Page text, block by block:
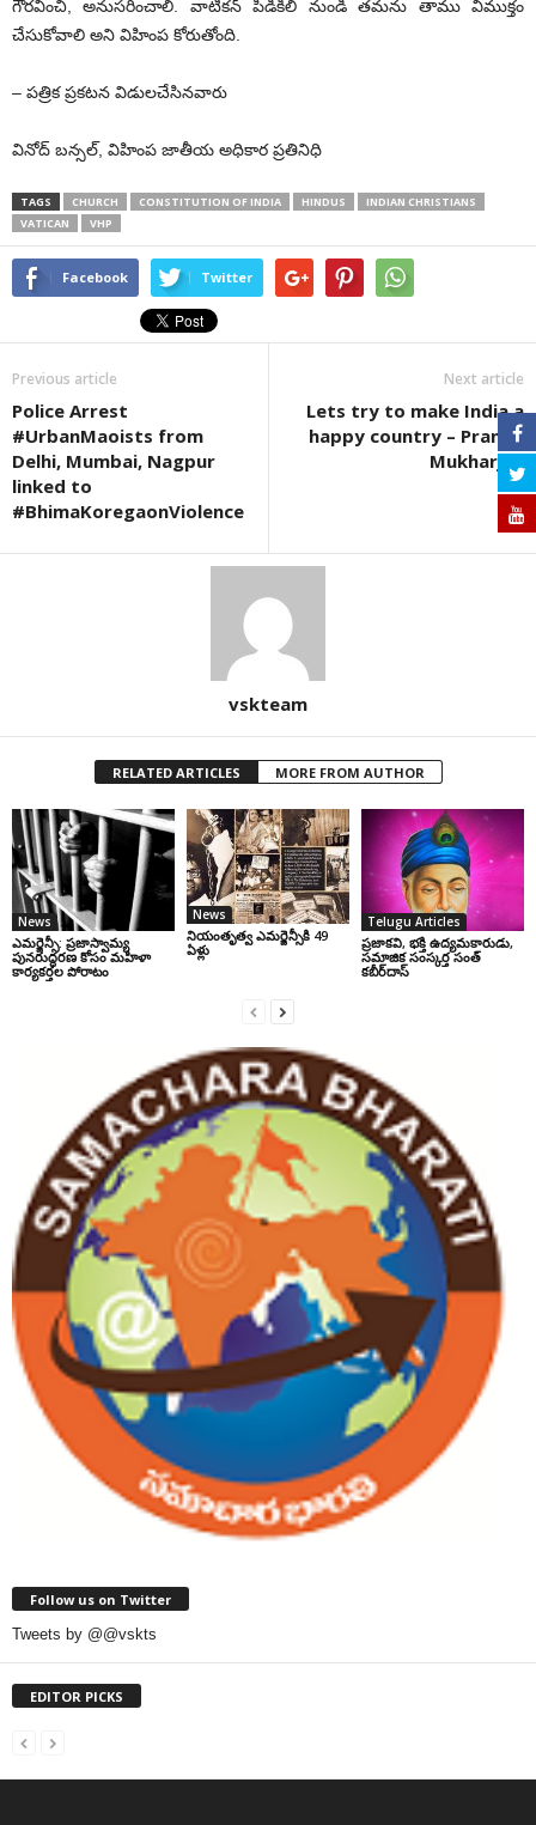
గౌరవించి, అనుసరించాలి. వాటికన్ పిడికిలి నుండి తమను తాము విముక్తం
చేసుకోవాలి అని విహింప కోరుతోంది.
– పత్రిక ప్రకటన విడులచేసినవారు
వినోద్ బన్సల్, విహింప జాతీయ అధికార ప్రతినిధి
TAGS CHURCH CONSTITUTION OF INDIA HINDUS
INDIAN CHRISTIANS
VATICAN
VHP
Facebook Twitter
Previous article
Police Arrest
#UrbanMaoists from
Delhi, Mumbai, Nagpur
linked to
#BhimaKoregaonViolence
Next article
Lets try to make India a
happy country – Pranab
Mukharjee
vskteam
RELATED ARTICLES MORE FROM AUTHOR
News
ఎమర్జెన్సీ: ప్రజాస్వామ్య
పునరుద్ధరణ కోసం మహిళా
కార్యకర్తల పోరాటం
News
నియంతృత్వ ఎమర్జెన్సీకి 49
ఏళ్లు
Telugu Articles
ప్రజాకవి, భక్తి ఉద్యమకారుడు,
సమాజిక సంస్కర్త సంత్‌
కబీర్‌దాస్‌
Follow us on Twitter
Tweets by @@vskts
EDITOR PICKS